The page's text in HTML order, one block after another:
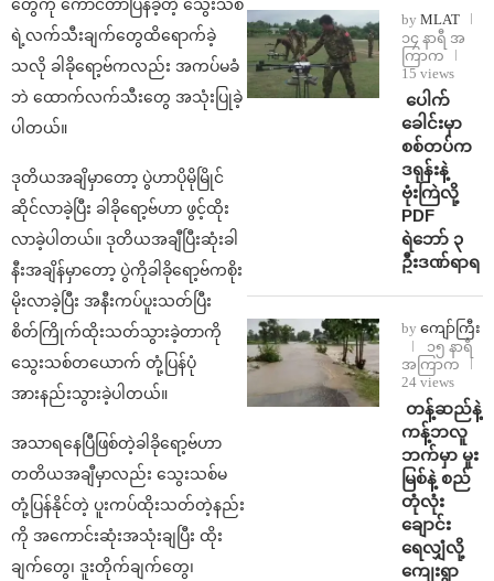
တွေကို ကောင်တာပြန်ခဲ့တဲ့ သွေးသစ်
ရဲ့လက်သီးချက်တွေထိရောက်ခဲ့
သလို ခါခိုရော့ဗ်ကလည်း အကပ်မခံ
ဘဲ ထောက်လက်သီးတွေ အသုံးပြုခဲ့
ပါတယ်။
ဒုတိယအချိမှာတော့ ပွဲဟာပိုမိုမြိုင်
ဆိုင်လာခဲ့ပြီး ခါခိုရော့ဗ်ဟာ ဖွင့်ထိုး
လာခဲ့ပါတယ်။ ဒုတိယအချီပြီးဆုံးခါ
နီးအချိန်မှာတော့ ပွဲကိုခါခိုရော့ဗ်ကစိုး
မိုးလာခဲ့ပြီး အနီးကပ်ပူးသတ်ပြီး
စိတ်ကြိုက်ထိုးသတ်သွားခဲ့တာကို
သွေးသစ်တယောက် တုံ့ပြန်ပုံ
အားနည်းသွားခဲ့ပါတယ်။
အသာရနေပြီဖြစ်တဲ့ခါခိုရော့ဗ်ဟာ
တတိယအချီမှာလည်း သွေးသစ်မ
တုံ့ပြန်နိုင်တဲ့ ပူးကပ်ထိုးသတ်တဲ့နည်း
ကို အကောင်းဆုံးအသုံးချပြီး ထိုး
ချက်တွေ၊ ဒူးတိုက်ချက်တွေ၊
by MLAT
၁၄ နာရီ အ
ကြာက
15 views
⁩ ⁨ပေါက်
ခေါင်းမှာ
စစ်တပ်က
ဒရုန်းနဲ့
ဗုံးကြဲလို့
PDF
ရဲဘော် ၃
ဦးဒဏ်ရာရ
by ကျော်ကြီး
၁၅ နာရီ
အကြာက
24 views
⁩ ⁨တန့်ဆည်နဲ့
ကန့်ဘလူ
ဘက်မှာ မူး
မြစ်နဲ့ စည်
တုံလုံး
ချောင်း
ရေလျှံလို့
ကျေးရွာ